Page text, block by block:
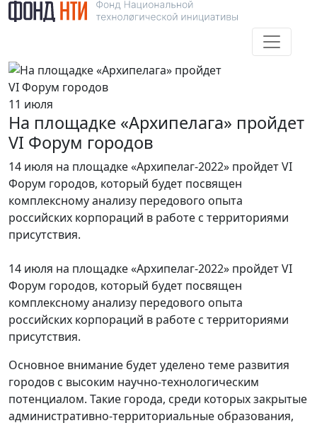
11 июля
На площадке «Архипелага» пройдет
VI Форум городов
14 июля на площадке «Архипелаг-2022» пройдет VI
Форум городов, который будет посвящен
комплексному анализу передового опыта
российских корпораций в работе с территориями
присутствия.
14 июля на площадке «Архипелаг-2022» пройдет VI
Форум городов, который будет посвящен
комплексному анализу передового опыта
российских корпораций в работе с территориями
присутствия.
Основное внимание будет уделено теме развития
городов с высоким научно-технологическим
потенциалом. Такие города, среди которых закрытые
административно-территориальные образования,